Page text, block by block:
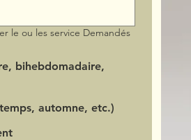
le ou les service Demandés
bihebdomadaire,
automne, etc.)